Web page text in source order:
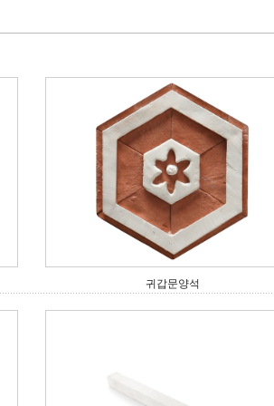
귀갑문양석